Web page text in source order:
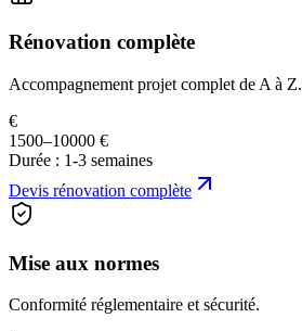
Rénovation complète
Accompagnement projet complet de A à Z.
€
1500–10000 €
Durée : 1-3 semaines
Devis rénovation complète
Mise aux normes
Conformité réglementaire et sécurité.